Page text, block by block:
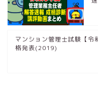
マンション管理士試験【令
格発表(2019)